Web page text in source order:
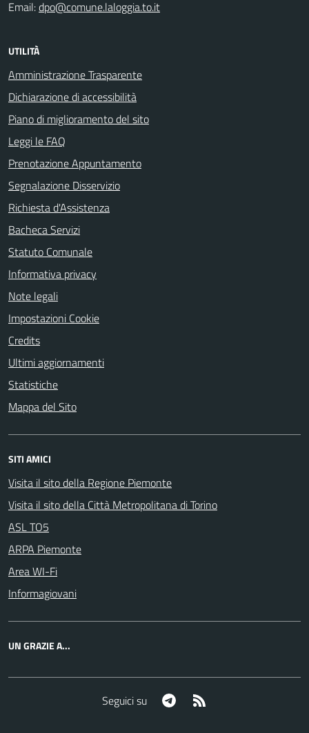
Email:dpo@comune.laloggia.to.it
UTILITÀ
Amministrazione Trasparente
Dichiarazione di accessibilità
Piano di miglioramento del sito
Leggi le FAQ
Prenotazione Appuntamento
Segnalazione Disservizio
Richiesta d'Assistenza
Bacheca Servizi
Statuto Comunale
Informativa privacy
Note legali
Impostazioni Cookie
Credits
Ultimi aggiornamenti
Statistiche
Mappa del Sito
SITI AMICI
Visita il sito della Regione Piemonte
Visita il sito della Città Metropolitana di Torino
ASL TO5
ARPA Piemonte
Area WI-Fi
Informagiovani
UN GRAZIE A...
Seguici su Telegram